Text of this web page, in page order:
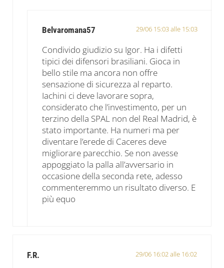
Belvaromana57 29/06 15:03 alle 15:03
Condivido giudizio su Igor. Ha i difetti
tipici dei difensori brasiliani. Gioca in
bello stile ma ancora non offre
sensazione di sicurezza al reparto.
Iachini ci deve lavorare sopra,
considerato che l’investimento, per un
terzino della SPAL non del Real Madrid, è
stato importante. Ha numeri ma per
diventare l’erede di Caceres deve
migliorare parecchio. Se non avesse
appoggiato la palla all’avversario in
occasione della seconda rete, adesso
commenteremmo un risultato diverso. E
più equo
F.R. 29/06 16:02 alle 16:02